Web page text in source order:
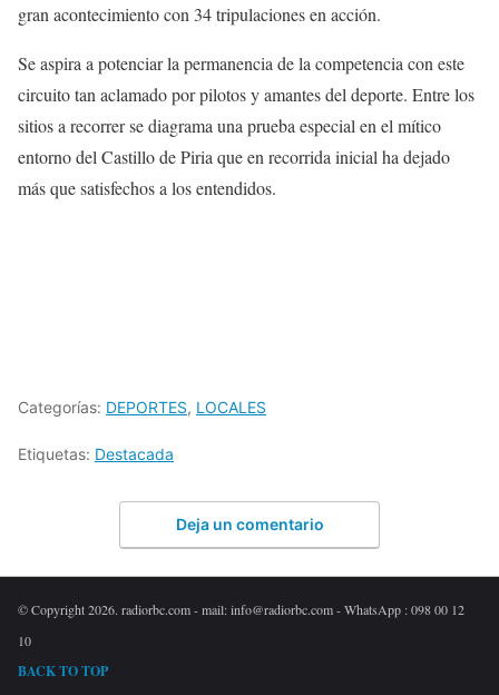
gran acontecimiento con 34 tripulaciones en acción.
Se aspira a potenciar la permanencia de la competencia con este
circuito tan aclamado por pilotos y amantes del deporte. Entre los
sitios a recorrer se diagrama una prueba especial en el mítico
entorno del Castillo de Piria que en recorrida inicial ha dejado
más que satisfechos a los entendidos.
Categorías: DEPORTES, LOCALES
Etiquetas: Destacada
Deja un comentario
© Copyright 2026. radiorbc.com - mail: info@radiorbc.com - WhatsApp : 098 00 12
10
BACK TO TOP